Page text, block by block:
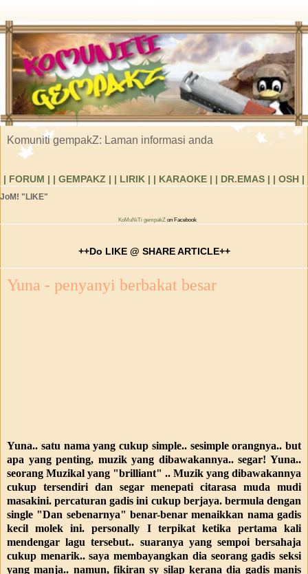
Komuniti gempakZ: Laman informasi anda
| FORUM | | GEMPAKZ | | LIRIK | | KARAOKE | | DR.EMAS | | OSH |
JoM! "LIKE"
KoMuNiTi gempakZ on Facebook
++Do LIKE @ SHARE ARTICLE++
Yuna - penyanyi berbakat besar
Yuna.. satu nama yang cukup simple.. sesimple orangnya.. but
apa yang penting, muzik yang dibawakannya.. segar! Yuna..
seorang Muzikal yang "brilliant" .. Muzik yang dibawakannya
cukup tersendiri dan segar menepati citarasa muda mudi
masakini. percaturan gadis ini cukup berjaya. bermula dengan
single "Dan sebenarnya" benar-benar menaikkan nama gadis
kecil molek ini. personally I terpikat ketika pertama kali
mendengar lagu tersebut.. suaranya yang sempoi bersahaja
cukup menarik.. saya membayangkan dia seorang gadis seksi
yang manja.. namun, fikiran sy silap kerana dia gadis manis